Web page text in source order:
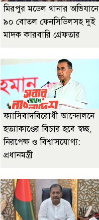
মিরপুর মডেল থানার অভিযানে
৯০ বোতল ফেনসিডিলসহ দুই
মাদক কারবারি গ্রেফতার
ফ্যাসিবাদবিরোধী আন্দোলনে
হত্যাকাণ্ডের বিচার হবে স্বচ্ছ,
নিরপেক্ষ ও বিশ্বাসযোগ্য:
প্রধানমন্ত্রী